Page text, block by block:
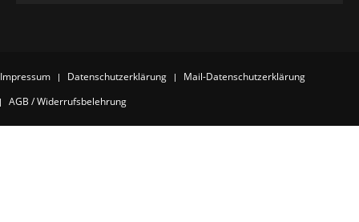
Impressum Datenschutzerklärung
Mail-Datenschutzerklärung
AGB / Widerrufsbelehrung